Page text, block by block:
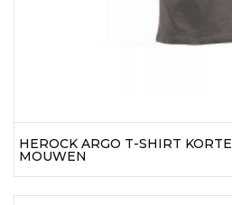
HEROCK ARGO T-SHIRT KORTE
MOUWEN